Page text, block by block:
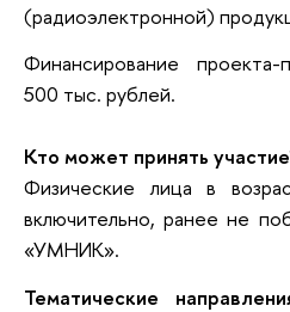
(радиоэлектронной)
Финансирование проекта-
500 тыс. рублей.
Кто может принять
Физические лица в
включительно, ранее не
«УМНИК».
Тематические